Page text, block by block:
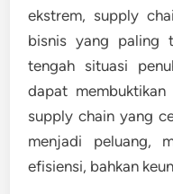
ekstrem, supply
bisnis yang paling
tengah situasi
dapat membuktikan
supply chain yang
menjadi peluang,
efisiensi, bahkan